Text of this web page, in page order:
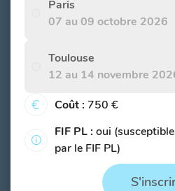
Paris
07 au 09 octobre 2026
Toulouse
12 au 14 novembre
Coût : 750 €
FIF PL : oui
par le FIF PL)